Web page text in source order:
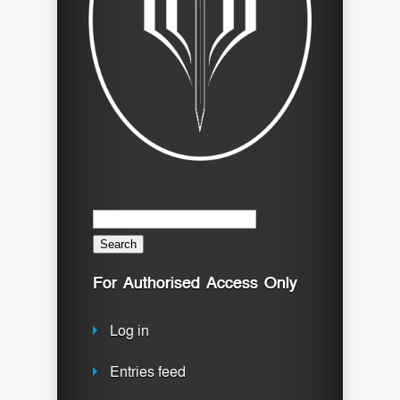
Search
for:
For Authorised Access Only
Log in
Entries feed